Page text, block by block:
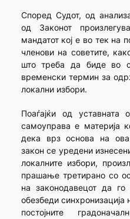
Според Судот, од
од Законот
мандатот кој е во тек на
членови на советите,
што треба да биде во
временски термин за
локални избори.
Поаѓајќи од уставната
самоуправа е материја
дека врз основа на
закон се уредени
локалните избори,
прашање третирано со
на законодавецот да
обезбеди
постојните